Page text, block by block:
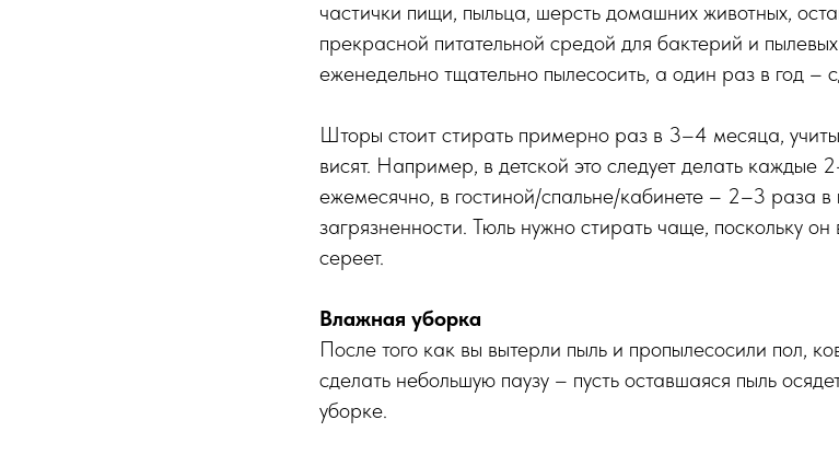
частички пищи, пыльца, шерсть домашних животных,
прекрасной питательной средой для бактерий и
еженедельно тщательно пылесосить, а один раз в год –
Шторы стоит стирать примерно раз в 3–4 месяца,
висят. Например, в детской это следует делать каждые
ежемесячно, в гостиной/спальне/кабинете – 2–3 раза в
загрязненности. Тюль нужно стирать чаще, поскольку он
сереет.
Влажная уборка
После того как вы вытерли пыль и пропылесосили пол,
сделать небольшую паузу – пусть оставшаяся пыль
уборке.